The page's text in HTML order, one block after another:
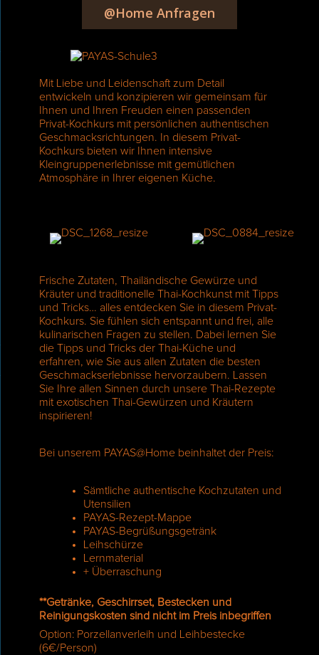
@Home Anfragen
Mit Liebe und Leidenschaft zum Detail
entwickeln und konzipieren wir gemeinsam für
Ihnen und Ihren Freuden einen passenden
Privat-Kochkurs mit persönlichen authentischen
Geschmacksrichtungen. In diesem Privat-
Kochkurs bieten wir Ihnen intensive
Kleingruppenerlebnisse mit gemütlichen
Atmosphäre in Ihrer eigenen Küche.
Frische Zutaten, Thailändische Gewürze und
Kräuter und traditionelle Thai-Kochkunst mit Tipps
und Tricks… alles entdecken Sie in diesem Privat-
Kochkurs. Sie fühlen sich entspannt und frei, alle
kulinarischen Fragen zu stellen. Dabei lernen Sie
die Tipps und Tricks der Thai-Küche und
erfahren, wie Sie aus allen Zutaten die besten
Geschmackserlebnisse hervorzaubern. Lassen
Sie Ihre allen Sinnen durch unsere Thai-Rezepte
mit exotischen Thai-Gewürzen und Kräutern
inspirieren!
Bei unserem PAYAS@Home beinhaltet der Preis:
Sämtliche authentische Kochzutaten und
Utensilien
PAYAS-Rezept-Mappe
PAYAS-Begrüßungsgetränk
Leihschürze
Lernmaterial
+ Überraschung
**Getränke, Geschirrset, Bestecken und
Reinigungskosten sind nicht im Preis inbegriffen
Option: Porzellanverleih und Leihbestecke
(6€/Person)